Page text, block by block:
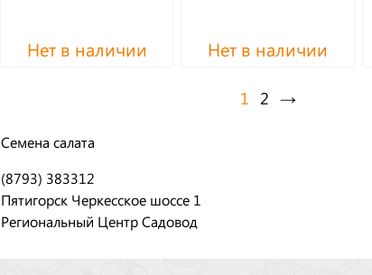
Нет в наличии Нет в наличии
1 2 →
Семена салата
(8793) 383312
Пятигорск Черкесское шоссе 1
Региональный Центр Садовод